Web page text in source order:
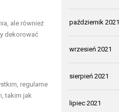
ale również
dekorować
regularne
takim jak
październik 2021
wrzesień 2021
sierpień 2021
lipiec 2021